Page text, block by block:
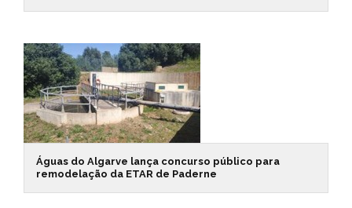
Águas do Algarve lança concurso público para
remodelação da ETAR de Paderne